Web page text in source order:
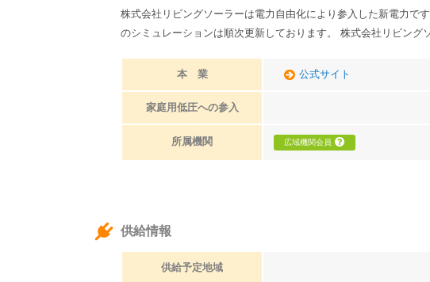
株式会社リビングソーラーは電力自由化により参入した新電力で
のシミュレーションは順次更新しております。 株式会社リビング
本 業 公式サイト
家庭用低圧への参入
所属機関 広域機関会員
供給情報
供給予定地域